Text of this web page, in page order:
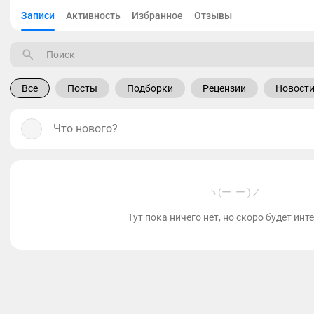
Записи Активность Избранное Отзывы
Все Посты Подборки Рецензии Новости
Что нового?
ヽ(ー_ー )ノ
Тут пока ничего нет, но скоро будет